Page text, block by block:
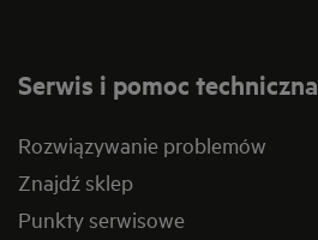
Serwis i pomoc techniczna
Rozwiązywanie problemów
Znajdź sklep
Punkty serwisowe